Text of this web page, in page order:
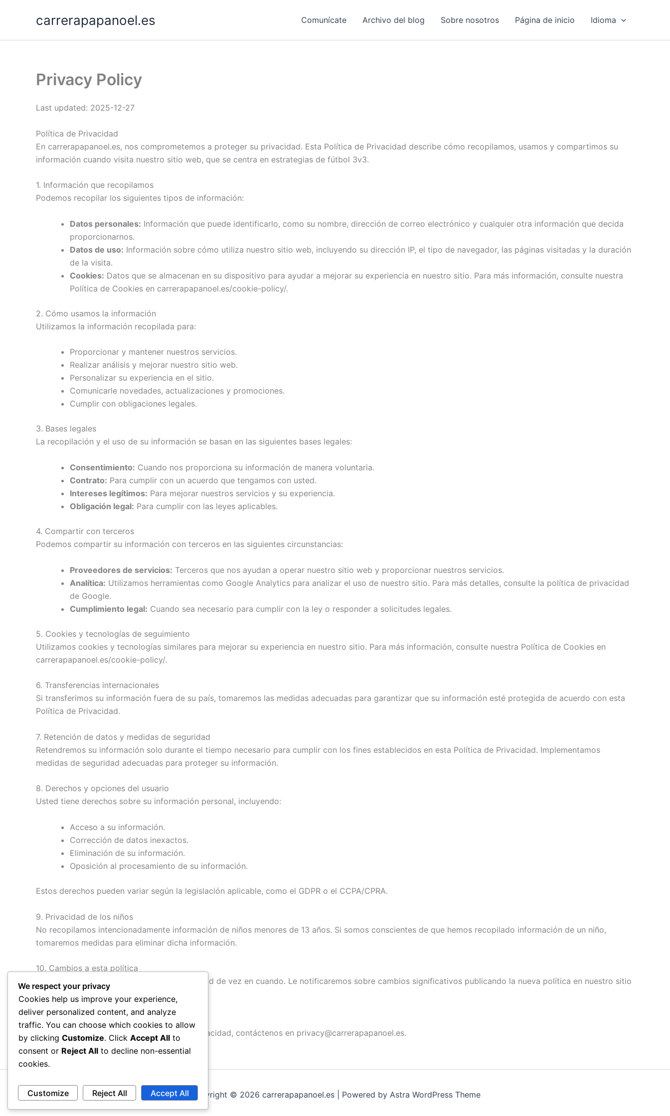
carrerapapanoel.es Comunícate Archivo del blog Sobre nosotros Página de inicio Idioma
Privacy Policy
Last updated: 2025-12-27
Política de Privacidad
En carrerapapanoel.es, nos comprometemos a proteger su privacidad. Esta Política de Privacidad describe cómo recopilamos, usamos y compartimos su
información cuando visita nuestro sitio web, que se centra en estrategias de fútbol 3v3.
1. Información que recopilamos
Podemos recopilar los siguientes tipos de información:
Datos personales: Información que puede identificarlo, como su nombre, dirección de correo electrónico y cualquier otra información que decida
proporcionarnos.
Datos de uso: Información sobre cómo utiliza nuestro sitio web, incluyendo su dirección IP, el tipo de navegador, las páginas visitadas y la duración
de la visita.
Cookies: Datos que se almacenan en su dispositivo para ayudar a mejorar su experiencia en nuestro sitio. Para más información, consulte nuestra
Política de Cookies en carrerapapanoel.es/cookie-policy/.
2. Cómo usamos la información
Utilizamos la información recopilada para:
Proporcionar y mantener nuestros servicios.
Realizar análisis y mejorar nuestro sitio web.
Personalizar su experiencia en el sitio.
Comunicarle novedades, actualizaciones y promociones.
Cumplir con obligaciones legales.
3. Bases legales
La recopilación y el uso de su información se basan en las siguientes bases legales:
Consentimiento: Cuando nos proporciona su información de manera voluntaria.
Contrato: Para cumplir con un acuerdo que tengamos con usted.
Intereses legítimos: Para mejorar nuestros servicios y su experiencia.
Obligación legal: Para cumplir con las leyes aplicables.
4. Compartir con terceros
Podemos compartir su información con terceros en las siguientes circunstancias:
Proveedores de servicios: Terceros que nos ayudan a operar nuestro sitio web y proporcionar nuestros servicios.
Analítica: Utilizamos herramientas como Google Analytics para analizar el uso de nuestro sitio. Para más detalles, consulte la política de privacidad
de Google.
Cumplimiento legal: Cuando sea necesario para cumplir con la ley o responder a solicitudes legales.
5. Cookies y tecnologías de seguimiento
Utilizamos cookies y tecnologías similares para mejorar su experiencia en nuestro sitio. Para más información, consulte nuestra Política de Cookies en
carrerapapanoel.es/cookie-policy/.
6. Transferencias internacionales
Si transferimos su información fuera de su país, tomaremos las medidas adecuadas para garantizar que su información esté protegida de acuerdo con esta
Política de Privacidad.
7. Retención de datos y medidas de seguridad
Retendremos su información solo durante el tiempo necesario para cumplir con los fines establecidos en esta Política de Privacidad. Implementamos
medidas de seguridad adecuadas para proteger su información.
8. Derechos y opciones del usuario
Usted tiene derechos sobre su información personal, incluyendo:
Acceso a su información.
Corrección de datos inexactos.
Eliminación de su información.
Oposición al procesamiento de su información.
Estos derechos pueden variar según la legislación aplicable, como el GDPR o el CCPA/CPRA.
9. Privacidad de los niños
No recopilamos intencionadamente información de niños menores de 13 años. Si somos conscientes de que hemos recopilado información de un niño,
tomaremos medidas para eliminar dicha información.
10. Cambios a esta política
Podemos actualizar esta Política de Privacidad de vez en cuando. Le notificaremos sobre cambios significativos publicando la nueva política en nuestro sitio
web.
11. Información de contacto
Si tiene preguntas sobre esta Política de Privacidad, contáctenos en privacy@carrerapapanoel.es.
Copyright © 2026 carrerapapanoel.es | Powered by Astra WordPress Theme
We respect your privacy
Cookies help us improve your experience,
deliver personalized content, and analyze
traffic. You can choose which cookies to allow
by clicking Customize. Click Accept All to
consent or Reject All to decline non-essential
cookies.
Customize Reject All Accept All